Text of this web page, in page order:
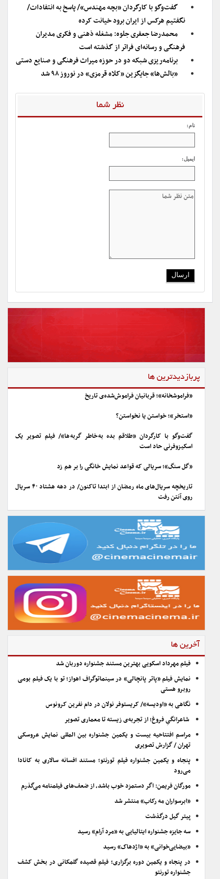
گفت‌وگو با کارگردان «بچه مهندس»/ پاسخ به انتفادات/
نگفتیم هرکس از ایران برود خیانت کرده
محمدرضا جعفری جلوه: مشغله ذهنی و فکری مدیران
فرهنگی و رسانه‌ای فراتر از گذشته است
برنامه‌ریزی شبکه دو در حوزه میراث فرهنگی و صنایع دستی
«بالش‌ها» جایگزین «کلاه قرمزی» در نوروز ۹۸ شد
نظر شما
نام:
ایمیل:
پربازدیدترین ها
«فراموشخانه»؛ قربانیان فراموش‌شده‌ی تاریخ
«استخر»؛ خواستن یا نخواستن؟
گفت‌وگو با کارگردان «طلاقم بده به خاطر گربه ها»/ فیلم تصویر یک
اسکیزوفرنی حاد است
«گل سنگ»؛ سریالی که قواعد نمایش خانگی را بر هم زد
تاریخچه سریال‌های ماه رمضان از ابتدا تاکنون/ در دهه هشتاد ۴۰ سریال
روی آنتن رفت
آخرین ها
فیلم مهرداد اسکویی بهترین مستند جشنواره دوربان شد
نمایش فیلم «پاتر پانچالی» در سینماتوگراف اهواز؛ تو با یک فیلم بومی
روبرو هستی
نگاهی به «اودیسه»/ کریستوفر نولان در دام نفرین کرونوس
شاعرانگیِ فروغ؛ از تجربه‌ی زیسته تا معماری تصویر
مراسم افتتاحیه بیست و یکمین جشنواره بین المللی نمایش عروسکی
تهران / گزارش تصویری
پنجاه و یکمین جشنواره فیلم تورنتو؛ مستند افسانه سالاری به کانادا
می‌رود
مورگان فریمن: اگر دستمزد خوب باشد، از ضعف‌های فیلمنامه می‌گذرم
«ابرسواران مه رکاب» منتشر شد
پیتر گیل درگذشت
سه جایزه جشنواره ایتالیایی به «مرد آرام» رسید
«بیضایی‌خوانی» به «اژدهاک» رسید
در پنجاه و یکمین دوره برگزاری؛ فیلم قصیده گلمکانی در بخش کشف
جشنواره تورنتو